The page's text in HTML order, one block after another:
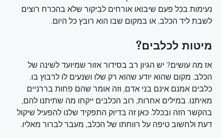
נעימות בכל פעם שיבואו אורחים לביקור שלא בהכרח רוצים
לשבת ליד הכלב, או במקום שבו הוא רובץ כל היום.
מיטות לכלבים?
אז מה עושים? יש הגיון רב בסידור אזור שמיועד לשינה של
הכלב. מקום שהוא יודע שהוא רק שלו ושנעים לו לרבוץ בו.
כלבים אמנם אינם בני אדם, וזה אומר שהם פחות בררניים
מאיתנו. במילים אחרות, רוב הכלבים ייקחו מה שתיתנו להם,
בהקשר הזה ובכלל. כאן זה בדיוק התפקיד שלנו להפעיל שיקול
דעת ולחשוב טיפה על רווחתו של הכלב, מעבר לברור מאליו.